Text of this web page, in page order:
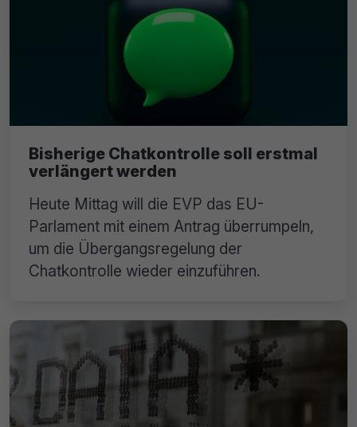
Bisherige Chatkontrolle soll erstmal
verlängert werden
Heute Mittag will die EVP das EU-
Parlament mit einem Antrag überrumpeln,
um die Übergangsregelung der
Chatkontrolle wieder einzuführen.